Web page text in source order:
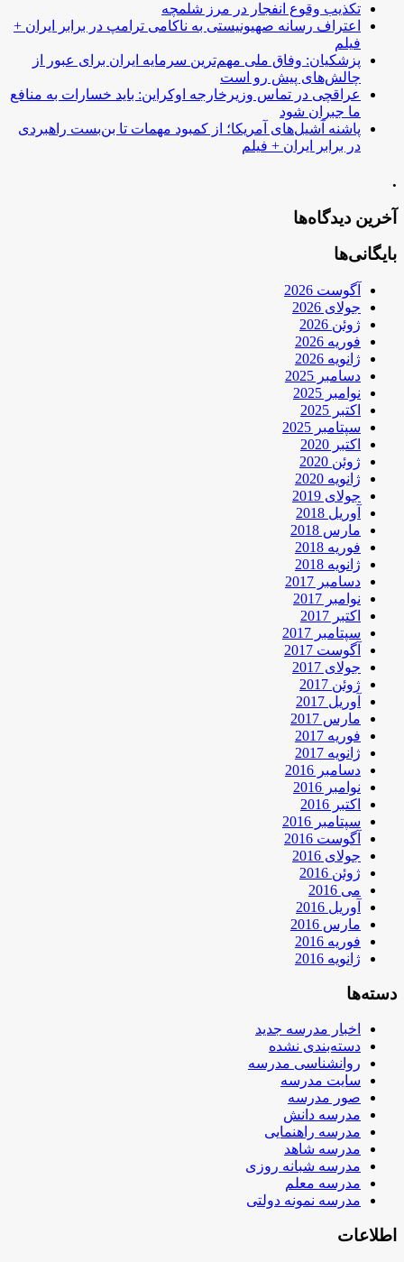
تکذیب وقوع انفجار در مرز شلمچه
اعتراف رسانه صهیونیستی به ناکامی ترامپ در برابر ایران +
فیلم
پزشکیان: وفاق ملی مهم‌ترین سرمایه ایران برای عبور از
چالش‌های پیش رو است
عراقچی در تماس وزیرخارجه اوکراین: باید خسارات به منافع
ما جبران شود
پاشنه آشیل‌های آمریکا؛ از کمبود مهمات تا بن‌بست راهبردی
در برابر ایران + فیلم
.
آخرین دیدگاه‌ها
بایگانی‌ها
آگوست 2026
جولای 2026
ژوئن 2026
فوریه 2026
ژانویه 2026
دسامبر 2025
نوامبر 2025
اکتبر 2025
سپتامبر 2025
اکتبر 2020
ژوئن 2020
ژانویه 2020
جولای 2019
آوریل 2018
مارس 2018
فوریه 2018
ژانویه 2018
دسامبر 2017
نوامبر 2017
اکتبر 2017
سپتامبر 2017
آگوست 2017
جولای 2017
ژوئن 2017
آوریل 2017
مارس 2017
فوریه 2017
ژانویه 2017
دسامبر 2016
نوامبر 2016
اکتبر 2016
سپتامبر 2016
آگوست 2016
جولای 2016
ژوئن 2016
می 2016
آوریل 2016
مارس 2016
فوریه 2016
ژانویه 2016
دسته‌ها
اخبار مدرسه جدید
دسته‌بندی نشده
روانشناسی مدرسه
سایت مدرسه
صور مدرسه
مدرسه دانش
مدرسه راهنمایی
مدرسه شاهد
مدرسه شبانه روزی
مدرسه معلم
مدرسه نمونه دولتی
اطلاعات